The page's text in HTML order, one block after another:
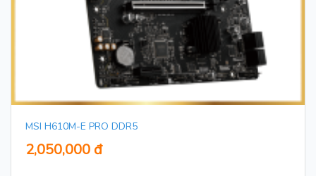
MSI H610M-E PRO DDR5
2,050,000 đ